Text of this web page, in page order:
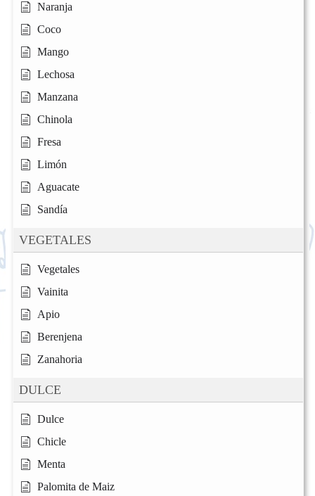
Naranja
Coco
Mango
Lechosa
Manzana
Chinola
Fresa
Limón
Aguacate
Sandía
VEGETALES
Vegetales
Vainita
Apio
Berenjena
Zanahoria
DULCE
Dulce
Chicle
Menta
Palomita de Maiz